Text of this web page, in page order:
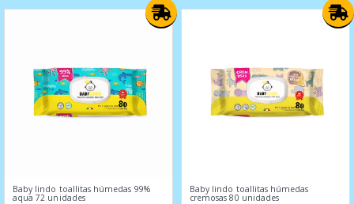
Baby lindo toallitas húmedas 99%
aqua 72 unidades
Baby lindo toallitas húmedas
cremosas 80 unidades